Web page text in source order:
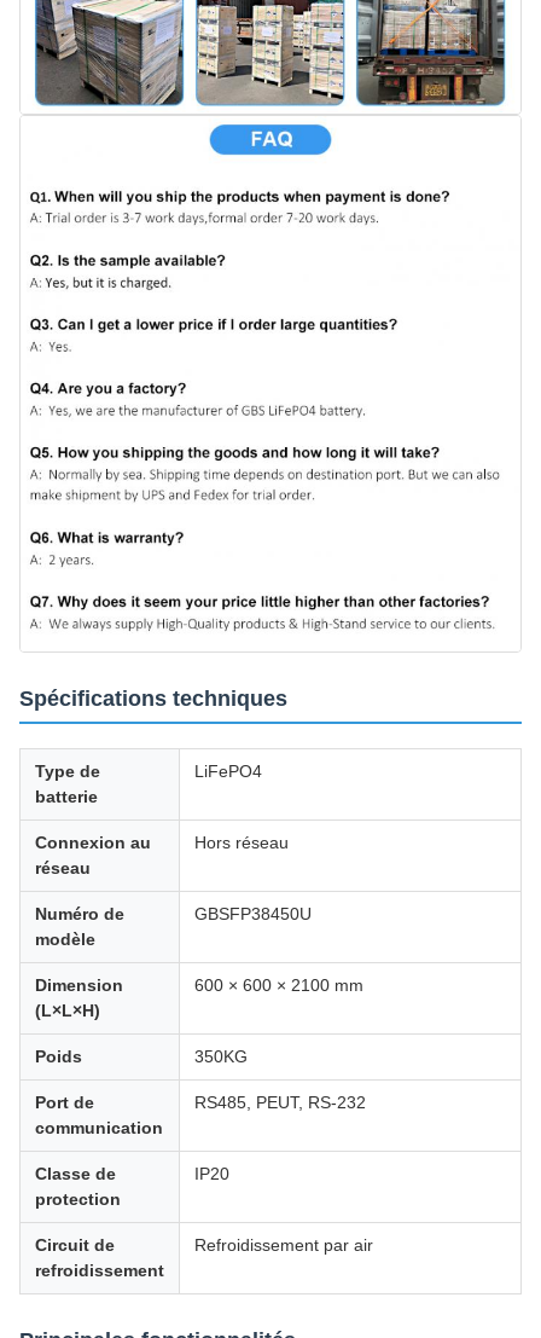
Spécifications techniques
Type de
batterie
LiFePO4
Connexion au
réseau
Hors réseau
Numéro de
modèle
GBSFP38450U
Dimension
(L×L×H)
600 × 600 × 2100 mm
Poids 350KG
Port de
communication
RS485, PEUT, RS-232
Classe de
protection
IP20
Circuit de
refroidissement
Refroidissement par air